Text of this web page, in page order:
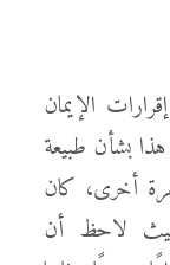
الإيمان
بشأن طبيعة
أخرى، كان
حيث لاحظ أن